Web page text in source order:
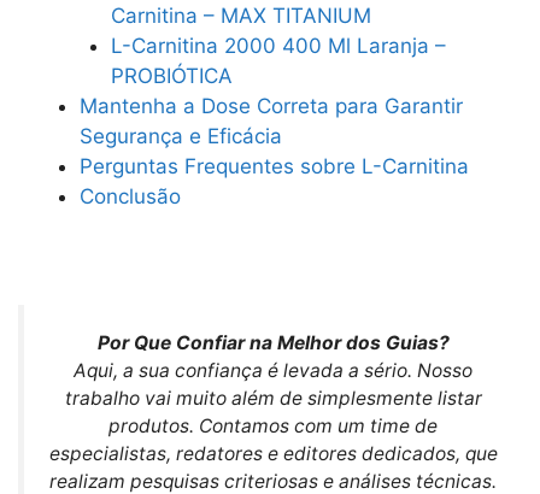
Carnitina – MAX TITANIUM
L-Carnitina 2000 400 Ml Laranja –
PROBIÓTICA
Mantenha a Dose Correta para Garantir
Segurança e Eficácia
Perguntas Frequentes sobre L-Carnitina
Conclusão
Por Que Confiar na Melhor dos Guias?
Aqui, a sua confiança é levada a sério. Nosso
trabalho vai muito além de simplesmente listar
produtos. Contamos com um time de
especialistas, redatores e editores dedicados, que
realizam pesquisas criteriosas e análises técnicas.